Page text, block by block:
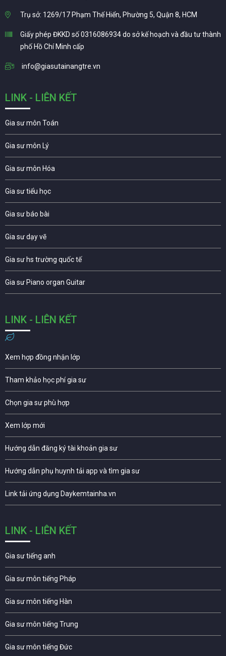
Trụ sở: 1269/17 Phạm Thế Hiển, Phường 5, Quận 8, HCM
Giấy phép ĐKKD số 0316086934 do sở kế hoạch và đầu tư thành
phố Hồ Chí Minh cấp
info@giasutainangtre.vn
LINK - LIÊN KẾT
Gia sư môn Toán
Gia sư môn Lý
Gia sư môn Hóa
Gia sư tiểu học
Gia sư báo bài
Gia sư dạy vẽ
Gia sư hs trường quốc tế
Gia sư Piano organ Guitar
LINK - LIÊN KẾT
Xem hợp đồng nhận lớp
Tham khảo học phí gia sư
Chọn gia sư phù hợp
Xem lớp mới
Hướng dẫn đăng ký tài khoản gia sư
Hướng dẫn phụ huynh tải app và tìm gia sư
Link tải ứng dụng Daykemtainha.vn
LINK - LIÊN KẾT
Gia sư tiếng anh
Gia sư môn tiếng Pháp
Gia sư môn tiếng Hàn
Gia sư môn tiếng Trung
Gia sư môn tiếng Đức